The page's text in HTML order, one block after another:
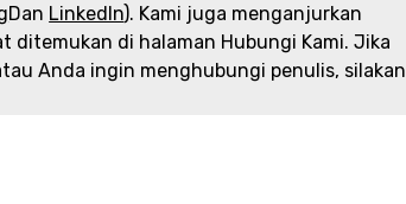
Dan LinkedIn). Kami juga menganjurkan
ditemukan di halaman Hubungi Kami. Jika
Anda ingin menghubungi penulis, silakan